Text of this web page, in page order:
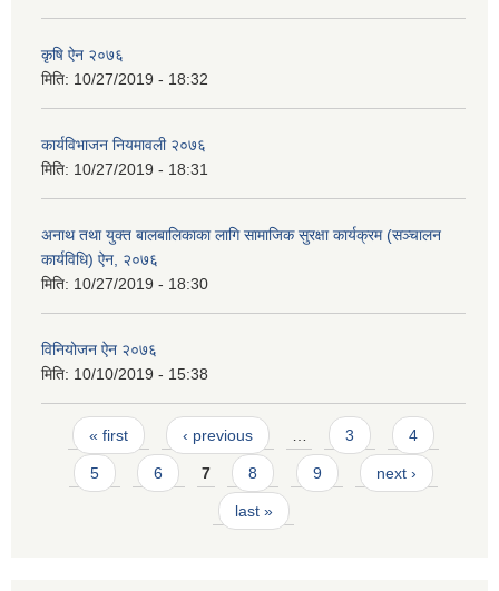
कृषि ऐन २०७६
मिति: 10/27/2019 - 18:32
कार्यविभाजन नियमावली २०७६
मिति: 10/27/2019 - 18:31
अनाथ तथा युक्त बालबालिकाका लागि सामाजिक सुरक्षा कार्यक्रम (सञ्चालन
कार्यविधि) ऐन, २०७६
मिति: 10/27/2019 - 18:30
विनियोजन ऐन २०७६
मिति: 10/10/2019 - 15:38
Pages
« first ‹ previous 3 4
5 6 7 8 9 next ›
last »